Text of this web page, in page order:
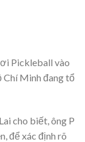
Pickleball vào
Chí Minh đang tổ
cho biết, ông P
để xác định rõ